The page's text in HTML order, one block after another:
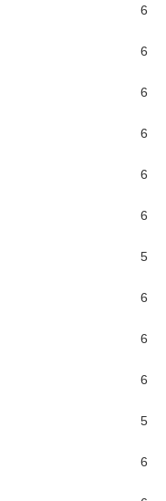
6
6
6
6
6
6
5
6
6
6
5
6